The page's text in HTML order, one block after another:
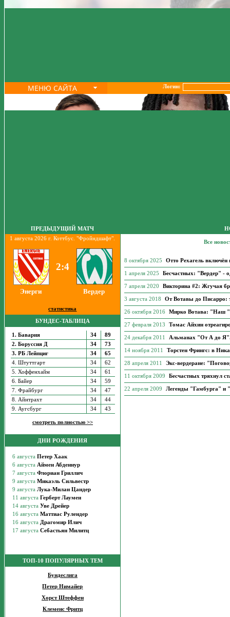
МЕНЮ САЙТА Логин:
ПРЕДЫДУЩИЙ МАТЧ
1 августа 2026 г. Коттбус. "Фройндшафт".
2:4
Энерги Вердер
статистика
БУНДЕС-ТАБЛИЦА
1. Бавария 34
89
2. Боруссия Д
34
73
3. РБ Лейпциг
34
65
4. Штуттгарт
34
62
5. Хоффенхайм
34
61
6. Байер
34
59
7. Фрайбург
34
47
8. Айнтрахт
34
44
9. Аугсбург
34 43
смотреть полностью >>
ДНИ РОЖДЕНИЯ
ТОП-10 ПОПУЛЯРНЫХ ТЕМ
Бундеслига
Петер Нимайер
Хорст Штеффен
Клеменс Фритц
Все
8 октября 2025 Отто Рехагель включён
1 апреля 2025 Бесчастных: "Вердер" -
7 апреля 2020 Викторина #2: Жгучая
3 августа 2018 От Вотавы до Писарро:
26 октября 2016 Мирко Вотава: "Наш
27 февраля 2013 Томас Айхин
24 декабря 2011 Альманах "От А до Я".
14 ноября 2011 Торстен Фрингс: в
28 апреля 2011 Экс-вердеране:
11 октября 2009 Бесчастных тряхнул
22 апреля 2009 Легенды "Гамбурга" и